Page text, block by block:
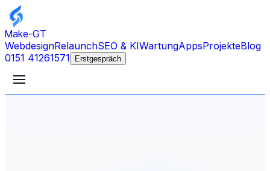
Make-GT
WebdesignRelaunchSEO & KIWartungAppsProjekteBlog
0151 41261571
Erstgespräch